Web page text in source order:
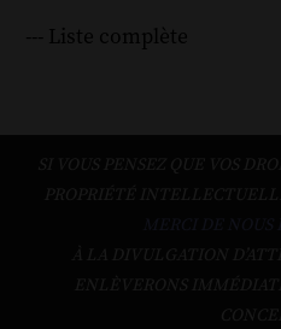
--- Liste complète